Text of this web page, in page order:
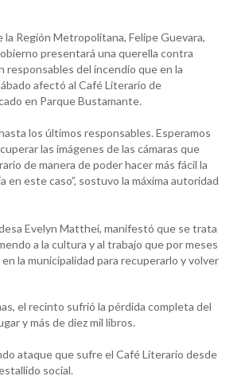
Región Metropolitana, Felipe Guevara,
presentará una querella contra
responsables del incendio que en la
afectó al Café Literario de
en Parque Bustamante.
los últimos responsables. Esperamos
las imágenes de las cámaras que
de manera de poder hacer más fácil la
en este caso”, sostuvo la máxima autoridad
Evelyn Matthei, manifestó que se trata
a la cultura y al trabajo que por meses
la municipalidad para recuperarlo y volver
el recinto sufrió la pérdida completa del
y más de diez mil libros.
ataque que sufre el Café Literario desde
social.